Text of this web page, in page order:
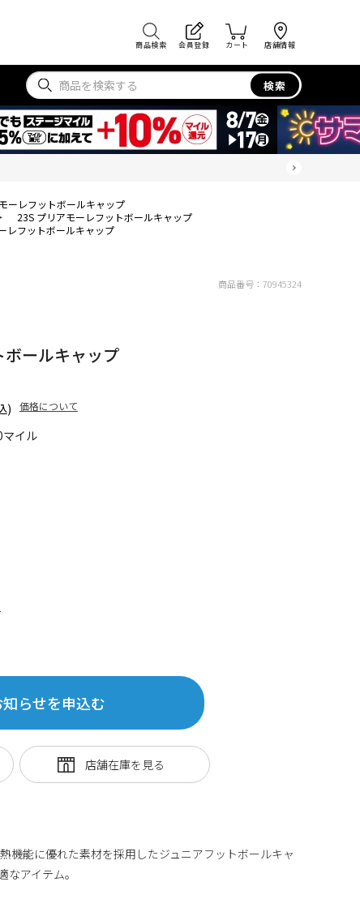
商品検索 会員登録 カート 店舗情報
検索
ーレフットボールキャップ
23S プリアモーレフットボールキャップ
レフットボールキャップ
マイル
ールキャップ
) 価格について
らせを申込む
商品番号： 70945324
機能に優れた素材を採用したジュニアフットボールキャ
アイテム。